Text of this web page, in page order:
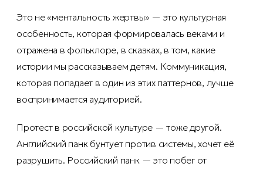
Это не «ментальность жертвы» — это культурная
особенность, которая формировалась веками и
отражена в фольклоре, в сказках, в том, какие
истории мы рассказываем детям. Коммуникация,
которая попадает в один из этих паттернов, лучше
воспринимается аудиторией.
Протест в российской культуре — тоже другой.
Английский панк бунтует против системы, хочет её
разрушить. Российский панк — это побег от